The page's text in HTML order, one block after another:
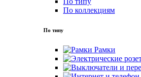
По коллекциям
По типу
Рамки